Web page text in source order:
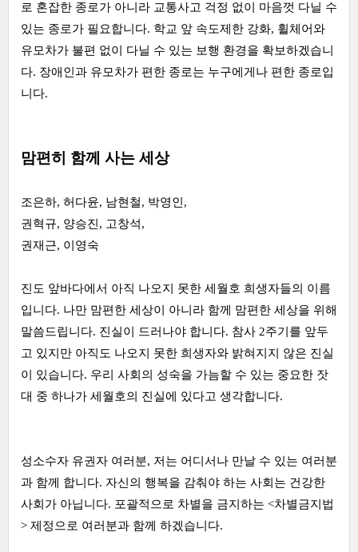
로 혼잡한 종로가 아니라 교통사고 걱정 없이 마음껏 다닐 수
있는 종로가 필요합니다. 학교 앞 속도제한 강화, 휠체어와
유모차가 불편 없이 다닐 수 있는 보행 환경을 확보하겠습니
다. 장애인과 유모차가 편한 종로는 누구에게나 편한 종로입
니다.
맘편히 함께 사는 세상
조은하, 허다윤, 남현철, 박영인,
권혁규, 양승진, 고창석,
권재근, 이영숙
진도 앞바다에서 아직 나오지 못한 세월호 희생자들의 이름
입니다. 나만 맘편한 세상이 아니라 함께 맘편한 세상을 위해
말씀드립니다. 진실이 드러나야 합니다. 참사 2주기를 앞두
고 있지만 아직도 나오지 못한 희생자와 밝혀지지 않은 진실
이 있습니다. 우리 사회의 성숙을 가늠할 수 있는 중요한 잣
대 중 하나가 세월호의 진실에 있다고 생각합니다.
성소수자 유권자 여러분, 저는 어디서나 만날 수 있는 여러분
과 함께 합니다. 자신의 행복을 감춰야 하는 사회는 건강한
사회가 아닙니다. 포괄적으로 차별을 금지하는 <차별금지법
> 제정으로 여러분과 함께 하겠습니다.